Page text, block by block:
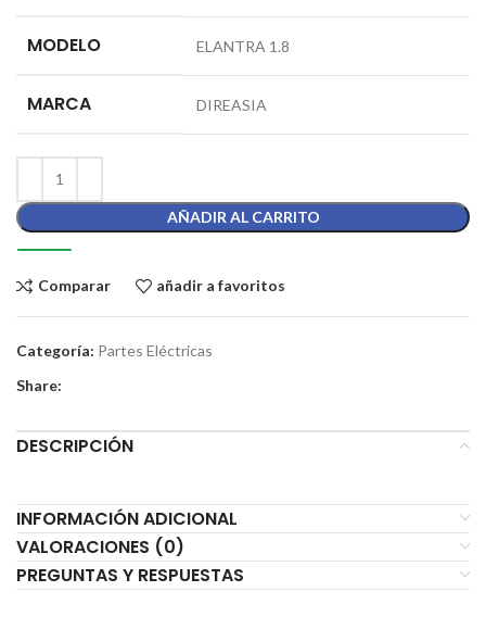
MODELO ELANTRA 1.8
MARCA DIREASIA
AÑADIR AL CARRITO
Comparar añadir a favoritos
Categoría: Partes Eléctricas
Share:
DESCRIPCIÓN
INFORMACIÓN ADICIONAL
VALORACIONES (0)
PREGUNTAS Y RESPUESTAS